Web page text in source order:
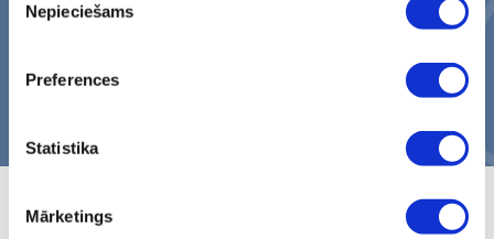
izvēle
Nepieciešams
Preferences
Statistika
Mārketings